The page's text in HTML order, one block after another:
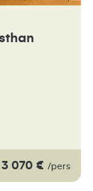
3 070 € /pers